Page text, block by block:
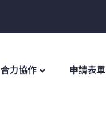
合力協作 申請表單